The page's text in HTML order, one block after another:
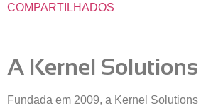
COMPARTILHADOS
A Kernel Solutions
Fundada em 2009, a Kernel